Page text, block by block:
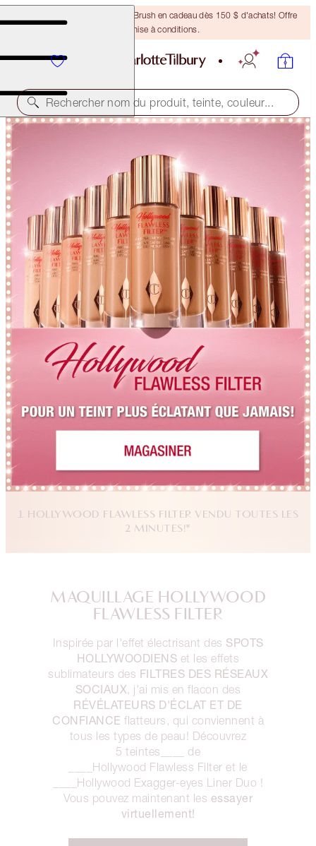
Recevez un pinceau Bronzing Brush en cadeau dès 150 $ d'achats! Offre
soumise à conditions.
Rechercher nom du produit, teinte, couleur...
1 HOLLYWOOD FLAWLESS FILTER VENDU TOUTES LES
2 MINUTES!*
MAQUILLAGE HOLLYWOOD
FLAWLESS FILTER
Inspirée par l'effet électrisant des SPOTS
HOLLYWOODIENS et les effets
sublimateurs des FILTRES DES RÉSEAUX
SOCIAUX, j'ai mis en flacon des
RÉVÉLATEURS D'ÉCLAT ET DE
CONFIANCE flatteurs, qui conviennent à
tous les types de peau! Découvrez
5 teintes____ de
____Hollywood Flawless Filter et le
____Hollywood Exagger-eyes Liner Duo !
Vous pouvez maintenant les essayer
virtuellement!